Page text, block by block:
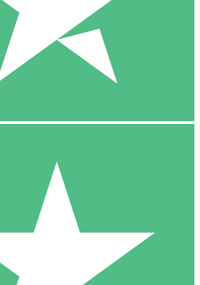
1000
10 Downloads
20 00